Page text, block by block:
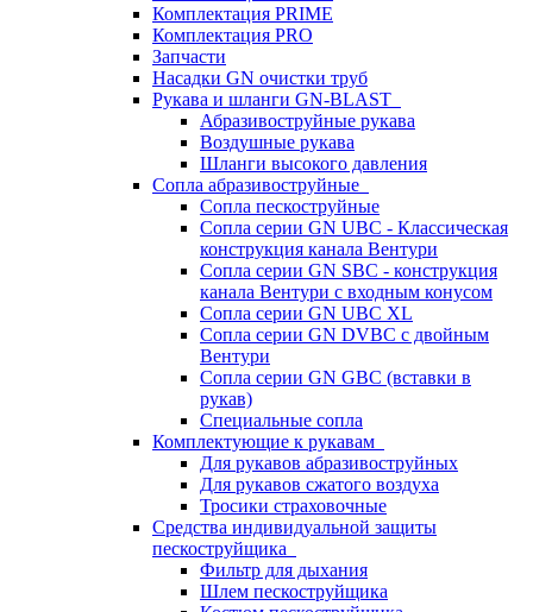
Комплектация PRIME
Комплектация PRO
Запчасти
Насадки GN очистки труб
Рукава и шланги GN-BLAST
Абразивоструйные рукава
Воздушные рукава
Шланги высокого давления
Сопла абразивоструйные
Сопла пескоструйные
Сопла серии GN UBC - Классическая
конструкция канала Вентури
Сопла серии GN SBC - конструкция
канала Вентури c входным конусом
Сопла серии GN UBC XL
Сопла серии GN DVBC с двойным
Вентури
Сопла серии GN GBC (вставки в
рукав)
Специальные сопла
Комплектующие к рукавам
Для рукавов абразивоструйных
Для рукавов сжатого воздуха
Тросики страховочные
Средства индивидуальной защиты
пескоструйщика
Фильтр для дыхания
Шлем пескоструйщика